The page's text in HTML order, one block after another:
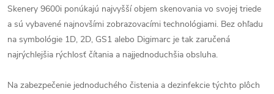
Skenery 9600i ponúkajú najvyšší objem skenovania vo svojej triede
a sú vybavené najnovšími zobrazovacími technológiami. Bez ohľadu
na symbológie 1D, 2D, GS1 alebo Digimarc je tak zaručená
najrýchlejšia rýchlosť čítania a najjednoduchšia obsluha.
Na zabezpečenie jednoduchého čistenia a dezinfekcie týchto plôch